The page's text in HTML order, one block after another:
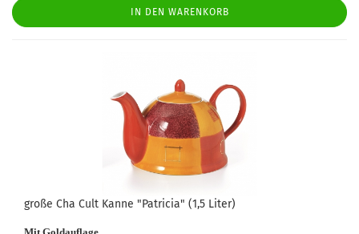
IN DEN WARENKORB
große Cha Cult Kanne "Patricia" (1,5 Liter)